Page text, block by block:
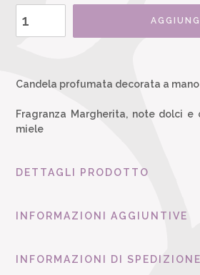
Candela profumata decorata a mano
Fragranza Margherita, note dolci
miele
DETTAGLI PRODOTTO
INFORMAZIONI AGGIUNTIVE
INFORMAZIONI DI SPEDIZIONE